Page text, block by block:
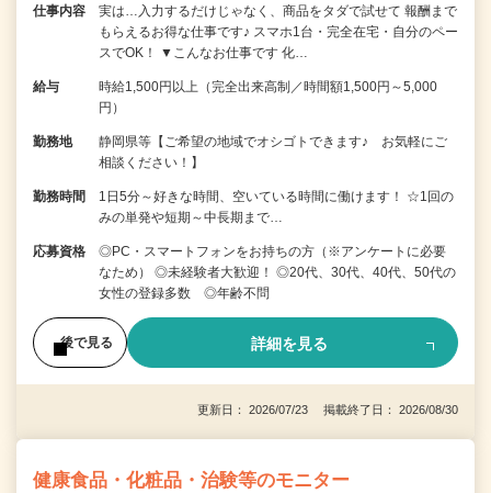
仕事内容
実は…入力するだけじゃなく、商品をタダで試せて 報酬まで
もらえるお得な仕事です♪ スマホ1台・完全在宅・自分のペー
スでOK！ ▼こんなお仕事です 化…
給与
時給1,500円以上（完全出来高制／時間額1,500円～5,000
円）
勤務地
静岡県等【ご希望の地域でオシゴトできます♪ お気軽にご
相談ください！】
勤務時間
1日5分～好きな時間、空いている時間に働けます！ ☆1回の
みの単発や短期～中長期まで…
応募資格
◎PC・スマートフォンをお持ちの方（※アンケートに必要
なため） ◎未経験者大歓迎！ ◎20代、30代、40代、50代の
女性の登録多数 ◎年齢不問
後で見る 詳細を見る
更新日： 2026/07/23 掲載終了日： 2026/08/30
健康食品・化粧品・治験等のモニター